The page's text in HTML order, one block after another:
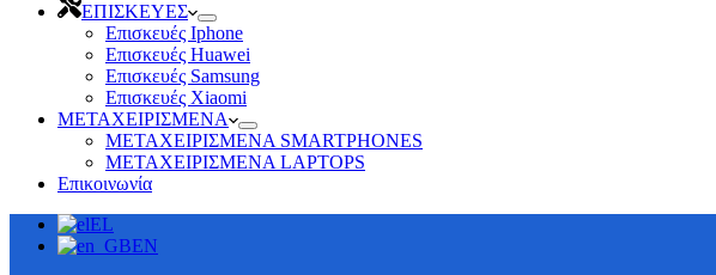
ΕΠΙΣΚΕΥΕΣ
Επισκευές Iphone
Επισκευές Huawei
Επισκευές Samsung
Επισκευές Xiaomi
ΜΕΤΑΧΕΙΡΙΣΜΕΝΑ
ΜΕΤΑΧΕΙΡΙΣΜΕΝΑ SMARTPHONES
ΜΕΤΑΧΕΙΡΙΣΜΕΝΑ LAPTOPS
Επικοινωνία
EL
EN